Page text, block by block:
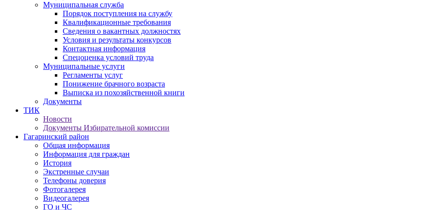
Муниципальная служба
Порядок поступления на службу
Квалификационные требования
Сведения о вакантных должностях
Условия и результаты конкурсов
Контактная информация
Спецоценка условий труда
Муниципальные услуги
Регламенты услуг
Понижение брачного возраста
Выписка из похозяйственной книги
Документы
ТИК
Новости
Документы Избирательной комиссии
Гагаринский район
Общая информация
Информация для граждан
История
Экстренные случаи
Телефоны доверия
Фотогалерея
Видеогалерея
ГО и ЧС